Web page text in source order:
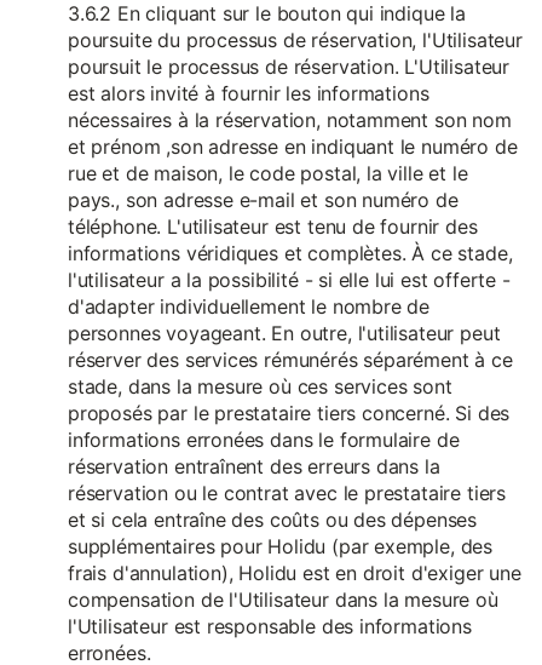
3.6.2 En cliquant sur le bouton qui indique la
poursuite du processus de réservation, l'Utilisateur
poursuit le processus de réservation. L'Utilisateur
est alors invité à fournir les informations
nécessaires à la réservation, notamment son nom
et prénom ,son adresse en indiquant le numéro de
rue et de maison, le code postal, la ville et le
pays., son adresse e-mail et son numéro de
téléphone. L'utilisateur est tenu de fournir des
informations véridiques et complètes. À ce stade,
l'utilisateur a la possibilité - si elle lui est offerte -
d'adapter individuellement le nombre de
personnes voyageant. En outre, l'utilisateur peut
réserver des services rémunérés séparément à ce
stade, dans la mesure où ces services sont
proposés par le prestataire tiers concerné. Si des
informations erronées dans le formulaire de
réservation entraînent des erreurs dans la
réservation ou le contrat avec le prestataire tiers
et si cela entraîne des coûts ou des dépenses
supplémentaires pour Holidu (par exemple, des
frais d'annulation), Holidu est en droit d'exiger une
compensation de l'Utilisateur dans la mesure où
l'Utilisateur est responsable des informations
erronées.